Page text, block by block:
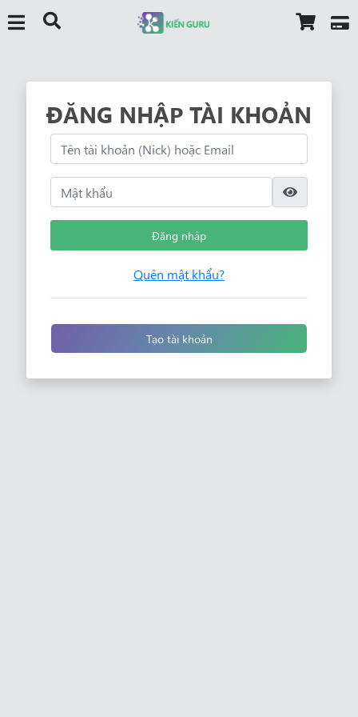
ĐĂNG NHẬP TÀI KHOẢN
Đăng nhập
Quên mật khẩu?
Tạo tài khoản